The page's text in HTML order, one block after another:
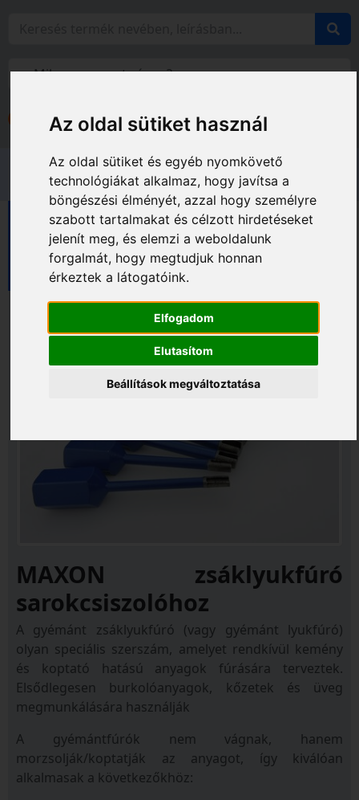
Az oldal sütiket használ
Az oldal sütiket és egyéb nyomkövető
technológiákat alkalmaz, hogy javítsa a
böngészési élményét, azzal hogy személyre
szabott tartalmakat és célzott hirdetéseket
jelenít meg, és elemzi a weboldalunk
forgalmát, hogy megtudjuk honnan
érkeztek a látogatóink.
Elfogadom
Elutasítom
Beállítások megváltoztatása
Fiókom
Gyémántfúrók
Gyémántfúrók sarokcsiszolóhoz
MAXON zsáklyukfúró sarokcsiszolóhoz
MAXON zsáklyukfúró
sarokcsiszolóhoz
A gyémánt zsáklyukfúró (vagy gyémánt lyukfúró)
olyan speciális szerszám, amelyet rendkívül kemény
és koptató hatású anyagok fúrására terveztek.
Elsődlegesen burkolóanyagok, kőzetek és üveg
megmunkálására használják
A gyémántfúrók nem vágnak, hanem
morzsolják/koptatják az anyagot, így kiválóan
alkalmasak a következőkhöz: